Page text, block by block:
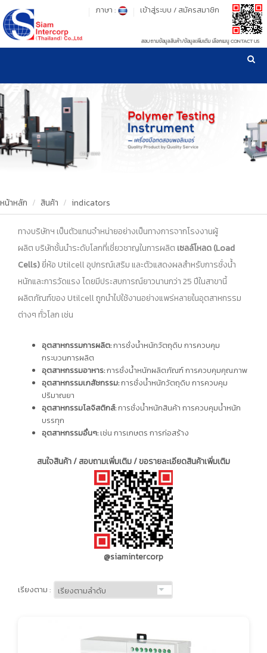
รู้ลึก รู้จริง เรื่องเครื่องมือทดสอบวัสดุ ! ยืน 1 เรื่องมาตรฐานการให้บริการ
เข้าสู่ระบบ / สมัครสมาชิก
ภาษา :
สอบถามข้อมูลสินค้า/ข้อมูลเพิ่มเติม เลือกเมนู CONTACT US
NEW WEBSITE
HOME
PRODUCT
OUR WORKS
CALIBRATION
CONTACT US
หน้าหลัก สินค้า indicators
ทางบริษัทฯ เป็นตัวแทนจำหน่ายอย่างเป็นทางการจากโรงงานผู้
ผลิต บริษัทชั้นนำระดับโลกที่เชี่ยวชาญในการผลิต เซลล์โหลด (Load
Cells)ยี่ห้อ Utilcell อุปกรณ์เสริม และตัวแสดงผลสำหรับการชั่งน้ำ
หนักและการวัดแรง โดยมีประสบการณ์ยาวนานกว่า 25 ปีในสาขานี้
ผลิตภัณฑ์ของ Utilcell ถูกนำไปใช้งานอย่างแพร่หลายในอุตสาหกรรม
ต่างๆ ทั่วโลก เช่น
อุตสาหกรรมการผลิต:การชั่งน้ำหนักวัตถุดิบ การควบคุม
กระบวนการผลิต
อุตสาหกรรมอาหาร:การชั่งน้ำหนักผลิตภัณฑ์ การควบคุมคุณภาพ
อุตสาหกรรมเภสัชกรรม:การชั่งน้ำหนักวัตถุดิบ การควบคุม
ปริมาณยา
อุตสาหกรรมโลจิสติกส์:การชั่งน้ำหนักสินค้า การควบคุมน้ำหนัก
บรรทุก
อุตสาหกรรมอื่นๆ: เช่น การเกษตร การก่อสร้าง
สนใจสินค้า / สอบถามเพิ่มเติม / ขอรายละเอียดสินค้าเพิ่มเติม
@siamintercorp
เรียงตาม :